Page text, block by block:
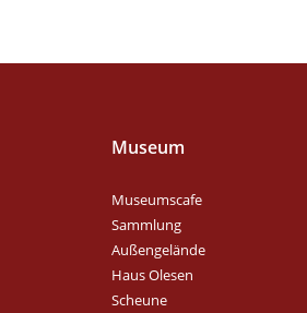
Museum
Museumscafe
Sammlung
Außengelände
Haus Olesen
Scheune